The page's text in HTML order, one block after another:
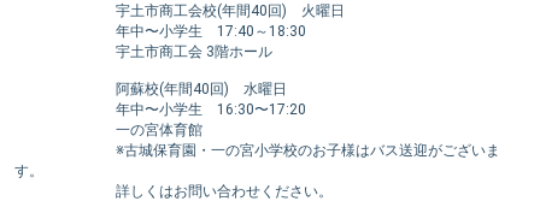
宇土市商工会校(年間40回) 火曜日
年中〜小学生 17:40～18:30
宇土市商工会 3階ホール
阿蘇校(年間40回) 水曜日
年中〜小学生 16:30〜17:20
一の宮体育館
※古城保育園・一の宮小学校のお子様はバス送迎がございま
す。
詳しくはお問い合わせください。